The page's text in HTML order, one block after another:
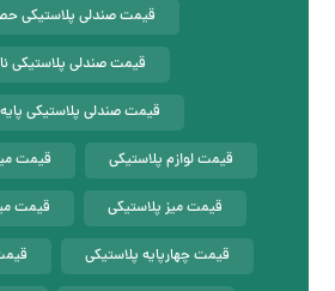
قیمت صندلی پلاستیکی
قیمت صندلی پلاستیکی
قیمت صندلی پلاستیکی
قیمت لوازم پلاستیکی قیمت
قیمت میز پلاستیکی قیمت
قیمت چهارپایه پلاستیکی